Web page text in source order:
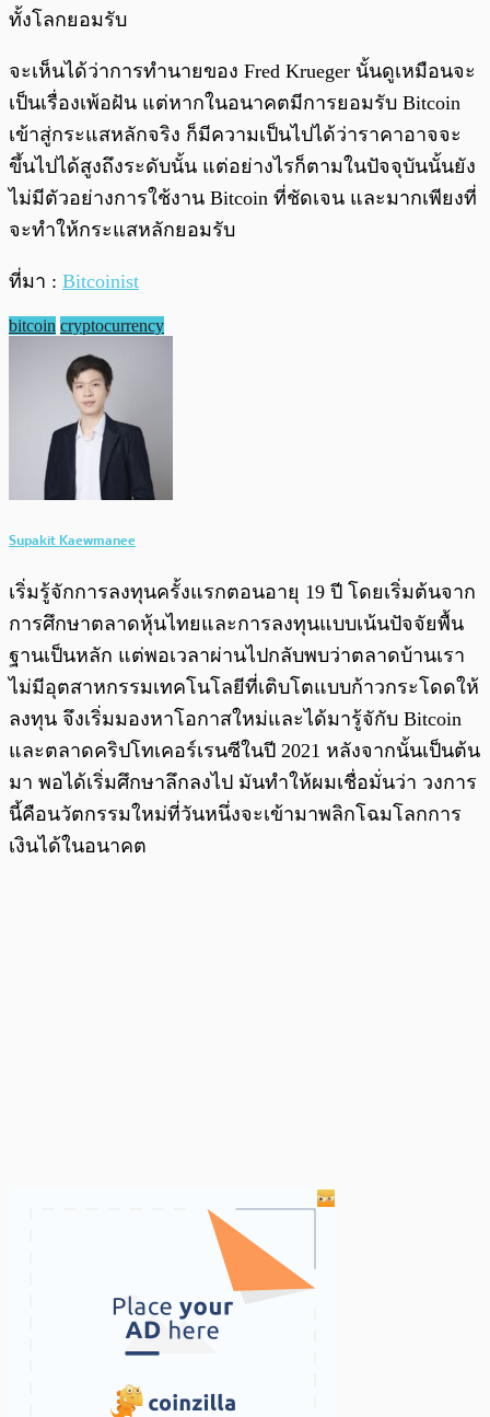
ทั้งโลกยอมรับ
จะเห็นได้ว่าการทำนายของ Fred Krueger นั้นดูเหมือนจะ
เป็นเรื่องเพ้อฝัน แต่หากในอนาคตมีการยอมรับ Bitcoin
เข้าสู่กระแสหลักจริง ก็มีความเป็นไปได้ว่าราคาอาจจะ
ขึ้นไปได้สูงถึงระดับนั้น แต่อย่างไรก็ตามในปัจจุบันนั้นยัง
ไม่มีตัวอย่างการใช้งาน Bitcoin ที่ชัดเจน และมากเพียงที่
จะทำให้กระแสหลักยอมรับ
ที่มา : Bitcoinist
bitcoin cryptocurrency
Supakit Kaewmanee
เริ่มรู้จักการลงทุนครั้งแรกตอนอายุ 19 ปี โดยเริ่มต้นจาก
การศึกษาตลาดหุ้นไทยและการลงทุนแบบเน้นปัจจัยพื้น
ฐานเป็นหลัก แต่พอเวลาผ่านไปกลับพบว่าตลาดบ้านเรา
ไม่มีอุตสาหกรรมเทคโนโลยีที่เติบโตแบบก้าวกระโดดให้
ลงทุน จึงเริ่มมองหาโอกาสใหม่และได้มารู้จักับ Bitcoin
และตลาดคริปโทเคอร์เรนซีในปี 2021 หลังจากนั้นเป็นต้น
มา พอได้เริ่มศึกษาลึกลงไป มันทำให้ผมเชื่อมั่นว่า วงการ
นี้คือนวัตกรรมใหม่ที่วันหนึ่งจะเข้ามาพลิกโฉมโลกการ
เงินได้ในอนาคต